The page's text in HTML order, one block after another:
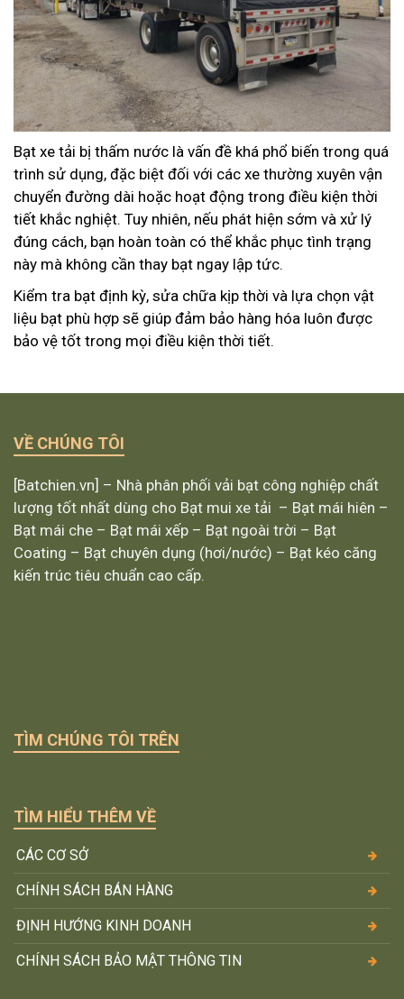
Bạt xe tải bị thấm nước là vấn đề khá phổ biến trong quá
trình sử dụng, đặc biệt đối với các xe thường xuyên vận
chuyển đường dài hoặc hoạt động trong điều kiện thời
tiết khắc nghiệt. Tuy nhiên, nếu phát hiện sớm và xử lý
đúng cách, bạn hoàn toàn có thể khắc phục tình trạng
này mà không cần thay bạt ngay lập tức.
Kiểm tra bạt định kỳ, sửa chữa kịp thời và lựa chọn vật
liệu bạt phù hợp sẽ giúp đảm bảo hàng hóa luôn được
bảo vệ tốt trong mọi điều kiện thời tiết.
VỀ CHÚNG TÔI
[Batchien.vn] – Nhà phân phối vải bạt công nghiệp chất
lượng tốt nhất dùng cho Bạt mui xe tải – Bạt mái hiên –
Bạt mái che – Bạt mái xếp – Bạt ngoài trời – Bạt
Coating – Bạt chuyên dụng (hơi/nước) – Bạt kéo căng
kiến trúc tiêu chuẩn cao cấp.
TÌM CHÚNG TÔI TRÊN
TÌM HIỂU THÊM VỀ
CÁC CƠ SỞ
CHÍNH SÁCH BÁN HÀNG
ĐỊNH HƯỚNG KINH DOANH
CHÍNH SÁCH BẢO MẬT THÔNG TIN